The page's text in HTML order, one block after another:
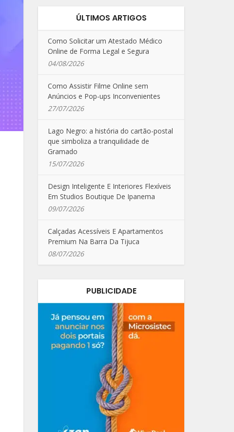
ÚLTIMOS ARTIGOS
Como Solicitar um Atestado Médico
Online de Forma Legal e Segura
04/08/2026
Como Assistir Filme Online sem
Anúncios e Pop-ups Inconvenientes
27/07/2026
Lago Negro: a história do cartão-postal
que simboliza a tranquilidade de
Gramado
15/07/2026
Design Inteligente E Interiores Flexíveis
Em Studios Boutique De Ipanema
09/07/2026
Calçadas Acessíveis E Apartamentos
Premium Na Barra Da Tijuca
08/07/2026
PUBLICIDADE